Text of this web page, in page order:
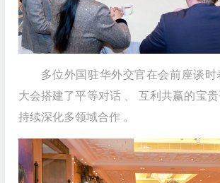
多位外国驻华外交官在会前座谈
大会搭建了平等对话 、 互利共赢的宝
持续深化多领域合作 。